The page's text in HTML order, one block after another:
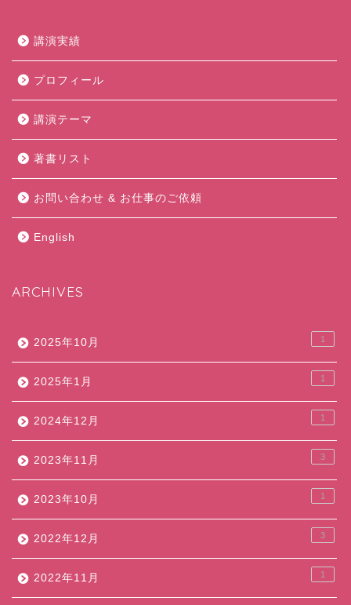
講演実績
プロフィール
講演テーマ
著書リスト
お問い合わせ & お仕事のご依頼
English
ARCHIVES
2025年10月 1
2025年1月 1
2024年12月 1
2023年11月 3
2023年10月 1
2022年12月 3
2022年11月 1